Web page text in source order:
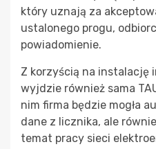
który uznają za
ustalonego progu,
powiadomienie.
Z korzyścią na
wyjdzie również sama
nim firma będzie mogła
dane z licznika, ale
temat pracy sieci